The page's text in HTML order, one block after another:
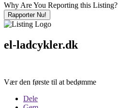
Why Are You Reporting this Listing?
Rapporter Nu!
el-ladcykler.dk
Vær den første til at bedømme
Dele